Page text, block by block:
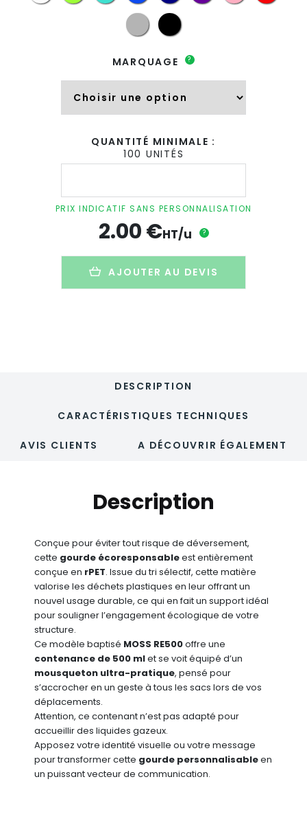
MARQUAGE ?
QUANTITÉ MINIMALE :
100 UNITÉS
quantité
publicitaire
en
MOSS
PRIX INDICATIF SANS PERSONNALISATION
2.00€HT/u ?
AJOUTER AU DEVIS
DESCRIPTION
CARACTÉRISTIQUES TECHNIQUES
AVIS CLIENTS A DÉCOUVRIR ÉGALEMENT
Description
Conçue pour éviter tout risque de déversement,
cette gourde écoresponsableest entièrement
conçue en rPET. Issue du tri sélectif, cette matière
valorise les déchets plastiques en leur offrant un
nouvel usage durable, ce qui en fait un support idéal
pour souligner l’engagement écologique de votre
structure.
Ce modèle baptisé MOSS RE500offre une
contenance de 500 mlet se voit équipé d’un
mousqueton ultra-pratique, pensé pour
s’accrocher en un geste à tous les sacs lors de vos
déplacements.
Attention, ce contenant n’est pas adapté pour
accueillir des liquides gazeux.
Apposez votre identité visuelle ou votre message
pour transformer cette gourde personnalisableen
un puissant vecteur de communication.